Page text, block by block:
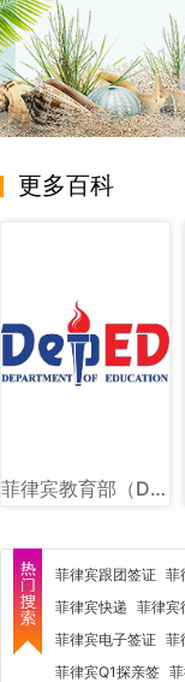
更多百科
菲律宾教育部（DEPED）图文讲解
菲律宾跟团签证 菲
菲律宾快递 菲律宾
菲律宾电子签证 菲
菲律宾Q1探亲签